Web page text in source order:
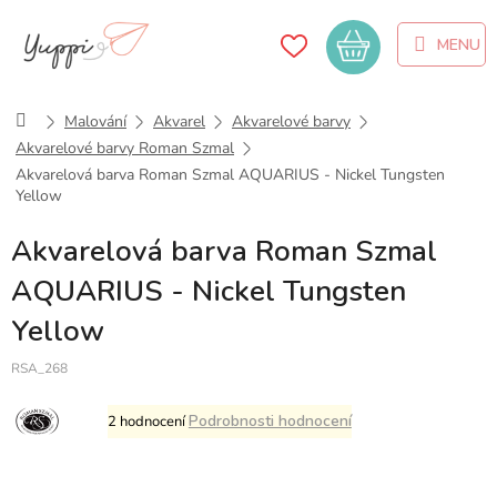
obsah
Nákupní
košík
DomůMalování Akvarel
Akvarelové barvy
Akvarelové barvy Roman Szmal
Akvarelová barva Roman Szmal AQUARIUS - Nickel Tungsten
Yellow
Akvarelová barva Roman Szmal
AQUARIUS - Nickel Tungsten
Yellow
RSA_268
Průměrné
hodnocení
2 hodnoceníPodrobnosti hodnocení